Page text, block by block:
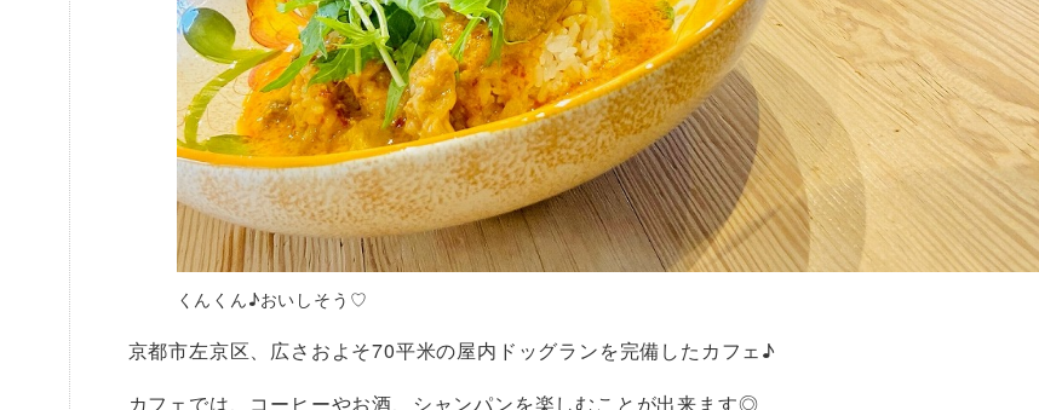
くんくん♪おいしそう♡
京都市左京区、広さおよそ70平米の屋内ドッグランを完備したカフェ♪
カフェでは、コーヒーやお酒、シャンパンを楽しむことが出来ます◎